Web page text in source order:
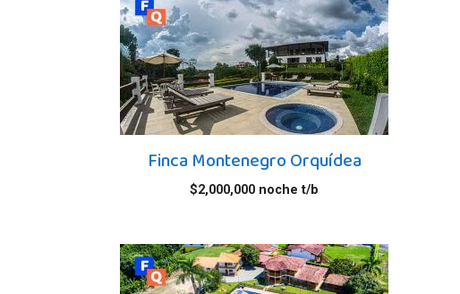
Finca Montenegro Orquídea
$2,000,000 noche t/b